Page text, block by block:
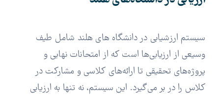
سیستم ارزشیابی در دانشگاه های هلند شامل طیف
وسیعی از ارزیابی‌ها است که از امتحانات نهایی و
پروژه‌های تحقیقی تا ارائه‌های کلاسی و مشارکت در
کلاس را در بر می‌گیرد. این سیستم، نه تنها به ارزیابی